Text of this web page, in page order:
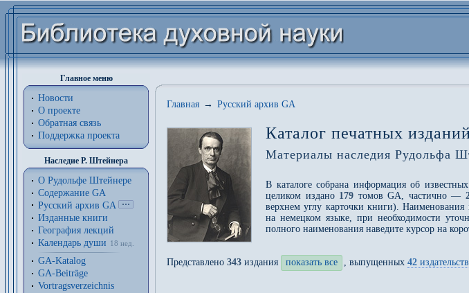
Главное меню
Новости
О проекте
Обратная связь
Поддержка проекта
Наследие Р. Штейнера
О Рудольфе Штейнере
Содержание GA
Русский архив GA
Изданные книги
География лекций
Календарь души
18 нед.
GA-Katalog
GA-Beiträge
Vortragsverzeichnis
Главная → Русский архив GA
Каталог печатных
Материалы наследия Рудольфа
В каталоге собрана информация об
целиком издано 179 томов GA, частично —
верхнем углу карточки книги). Наименования
на немецком языке, при необходимости
полного наименования наведите курсор на
Представлено 343 издания показать все , выпущенных 42